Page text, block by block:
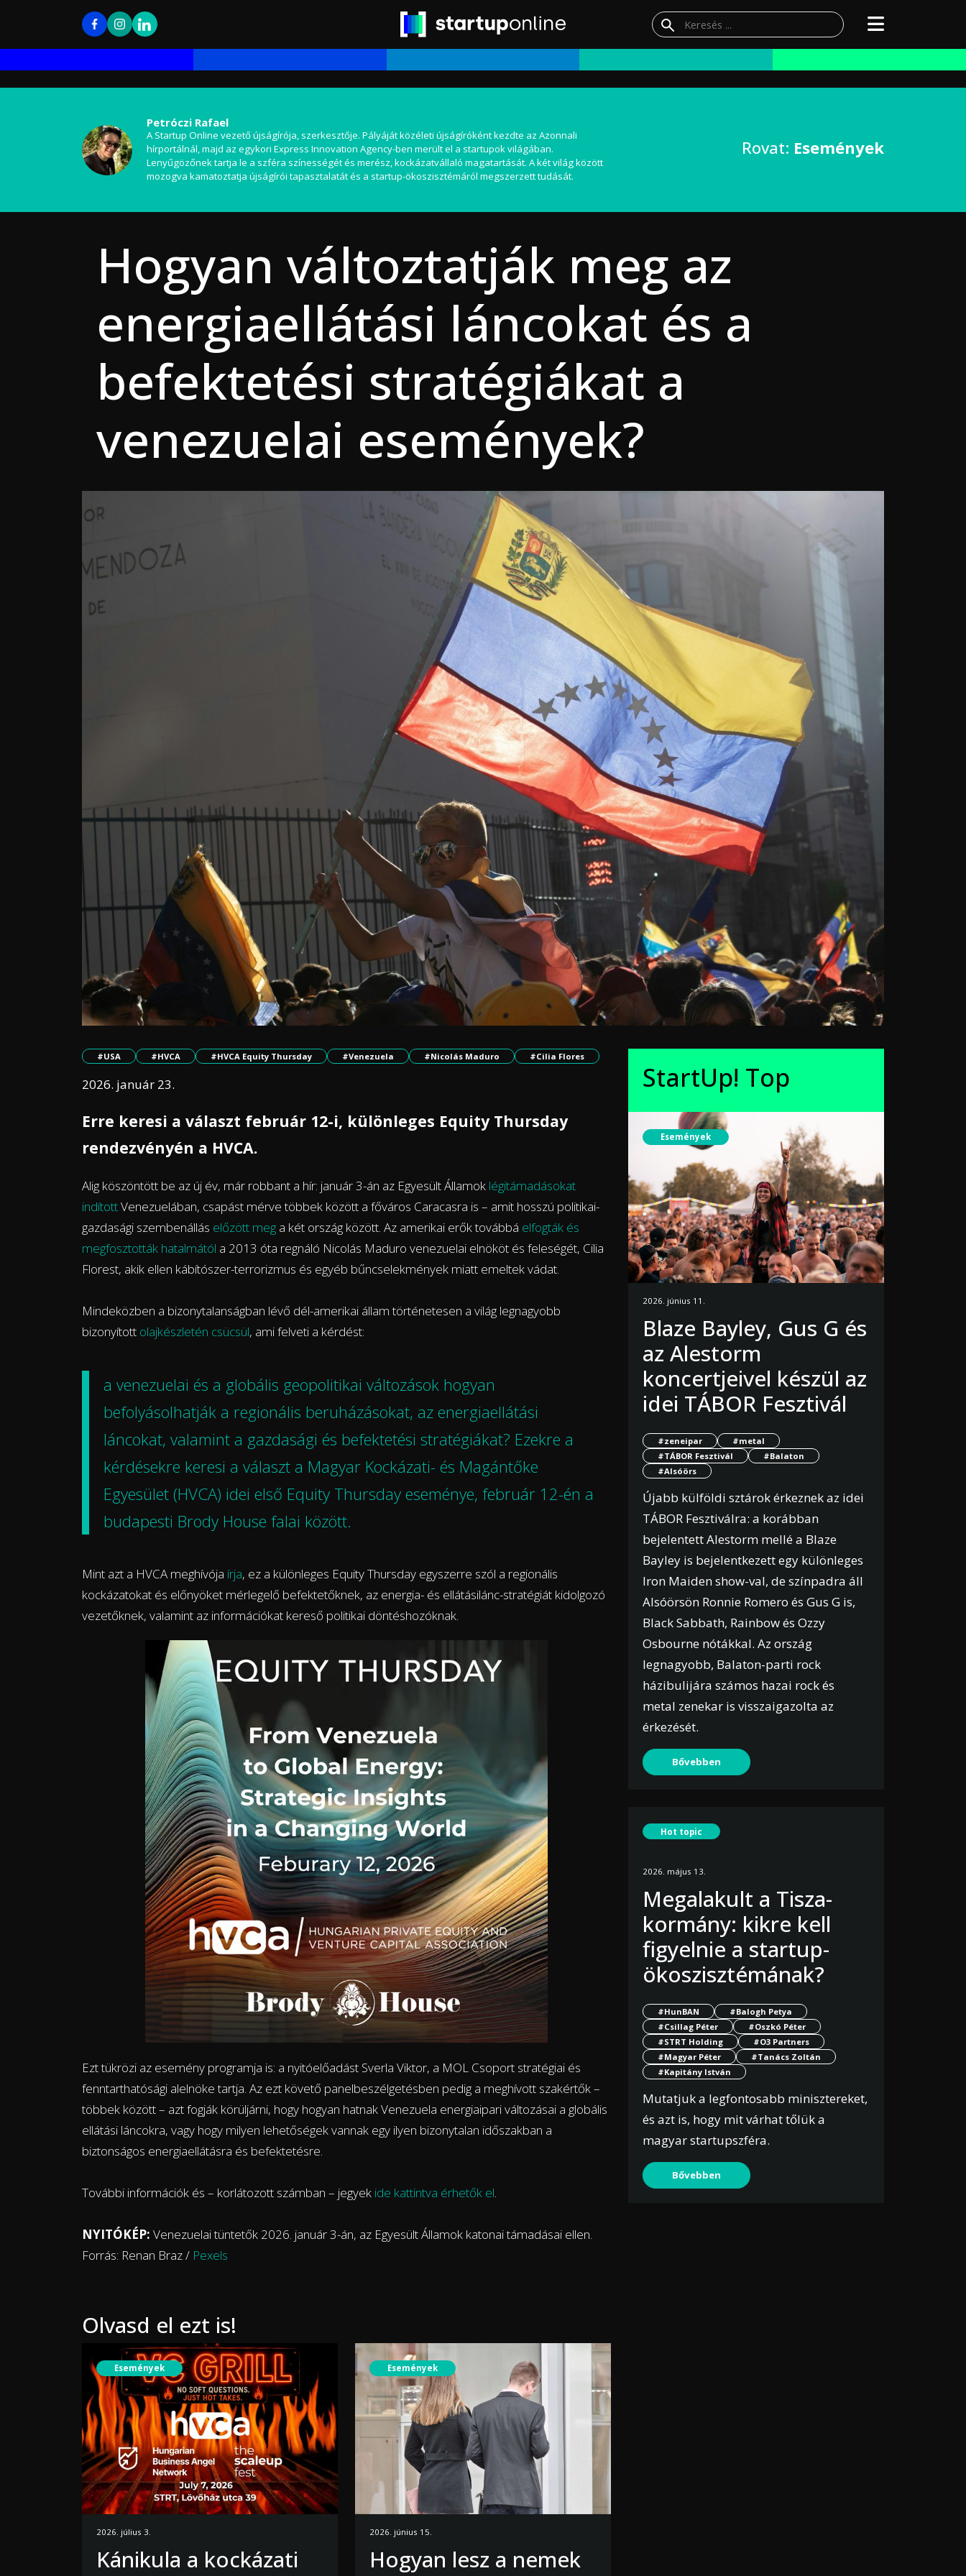
Petróczi Rafael
A Startup Online vezető újságírója, szerkesztője. Pályáját közéleti újságíróként kezdte az Azonnali
hírportálnál, majd az egykori Express Innovation Agency-ben merült el a startupok világában.
Lenyűgözőnek tartja le a szféra színességét és merész, kockázatvállaló magatartását. A két világ között
mozogva kamatoztatja újságírói tapasztalatát és a startup-ökoszisztémáról megszerzett tudását.
Rovat: Események
Hogyan változtatják meg az
energiaellátási láncokat és a
befektetési stratégiákat a
venezuelai események?
#USA #HVCA #HVCA Equity Thursday #Venezuela #Nicolás Maduro #Cilia Flores
2026. január 23.
Erre keresi a választ február 12-i, különleges Equity Thursday
rendezvényén a HVCA.
Alig köszöntött be az új év, már robbant a hír: január 3-án az Egyesült Államok légitámadásokat
indítottVenezuelában, csapást mérve többek között a főváros Caracasra is – amit hosszú politikai-
gazdasági szembenállás előzött meg a két ország között. Az amerikai erők továbbá elfogták és
megfosztották hatalmától a 2013 óta regnáló Nicolás Maduro venezuelai elnököt és feleségét, Cilia
Florest, akik ellen kábítószer-terrorizmus és egyéb bűncselekmények miatt emeltek vádat.
Mindeközben a bizonytalanságban lévő dél-amerikai állam történetesen a világ legnagyobb
bizonyított olajkészletén csücsül, ami felveti a kérdést:
a venezuelai és a globális geopolitikai változások hogyan
befolyásolhatják a regionális beruházásokat, az energiaellátási
láncokat, valamint a gazdasági és befektetési stratégiákat? Ezekre a
kérdésekre keresi a választ a Magyar Kockázati- és Magántőke
Egyesület (HVCA) idei első Equity Thursday eseménye, február 12-én a
budapesti Brody House falai között.
Mint azt a HVCA meghívója írja, ez a különleges Equity Thursday egyszerre szól a regionális
kockázatokat és előnyöket mérlegelő befektetőknek, az energia- és ellátásilánc-stratégiát kidolgozó
vezetőknek, valamint az információkat kereső politikai döntéshozóknak.
Ezt tükrözi az esemény programja is: a nyitóelőadást Sverla Viktor, a MOL Csoport stratégiai és
fenntarthatósági alelnöke tartja. Az ezt követő panelbeszélgetésben pedig a meghívott szakértők –
többek között – azt fogják körüljárni, hogy hogyan hatnak Venezuela energiaipari változásai a globális
ellátási láncokra, vagy hogy milyen lehetőségek vannak egy ilyen bizonytalan időszakban a
biztonságos energiaellátásra és befektetésre.
További információk és – korlátozott számban – jegyek ide kattintva érhetők el.
NYITÓKÉP: Venezuelai tüntetők 2026. január 3-án, az Egyesült Államok katonai támadásai ellen.
Forrás: Renan Braz / Pexels
Olvasd el ezt is!
Események
2026. július 3.
Kánikula a kockázati
Események
2026. június 15.
Hogyan lesz a nemek
StartUp! Top
Események
2026. június 11.
Blaze Bayley, Gus G és
az Alestorm
koncertjeivel készül az
idei TÁBOR Fesztivál
#zeneipar
#metal
#TÁBOR Fesztivál
#Balaton
#Alsóörs
Újabb külföldi sztárok érkeznek az idei
TÁBOR Fesztiválra: a korábban
bejelentett Alestorm mellé a Blaze
Bayley is bejelentkezett egy különleges
Iron Maiden show-val, de színpadra áll
Alsóörsön Ronnie Romero és Gus G is,
Black Sabbath, Rainbow és Ozzy
Osbourne nótákkal. Az ország
legnagyobb, Balaton-parti rock
házibulijára számos hazai rock és
metal zenekar is visszaigazolta az
érkezését.
Bővebben
Hot topic
2026. május 13.
Megalakult a Tisza-
kormány: kikre kell
figyelnie a startup-
ökoszisztémának?
#HunBAN
#Balogh Petya
#Csillag Péter
#Oszkó Péter
#STRT Holding
#O3 Partners
#Magyar Péter
#Tanács Zoltán
#Kapitány István
Mutatjuk a legfontosabb minisztereket,
és azt is, hogy mit várhat tőlük a
magyar startupszféra.
Bővebben